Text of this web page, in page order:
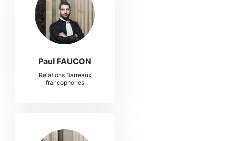
Paul FAUCON
Relations Barreaux
francophones